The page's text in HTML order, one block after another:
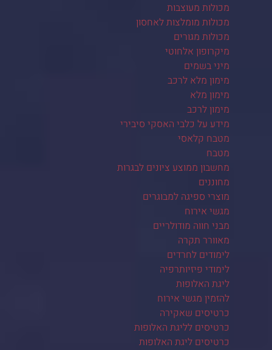
מכולות מעוצבות
מכולות מומלצות לאחסון
מכולות מגורים
מיקרופון אלחוטי
מיני בשמים
מימון מלא לרכב
מימון מלא
מימון לרכב
מידע על כלבי האסקי סיבירי
מטבח קלאסי
מטבח
מחשבון ממוצע ציונים לבגרות
מחוננים
מוצרי ספיגה למבוגרים
מגשי אירוח
מבני חווה מודולריים
מאוורר תקרה
לימודים לחרדים
לימודי פיזיותרפיה
ליגת האלופות
להזמין מגשי אירוח
כרטיסים שאקירה
כרטיסים לליגת האלופות
כרטיסים ליגת האלופות